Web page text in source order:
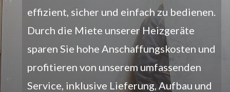
effizient, sicher und einfach zu bedienen.
Durch die Miete unserer Heizgeräte
sparen Sie hohe Anschaffungskosten und
profitieren von unserem umfassenden
Service, inklusive Lieferung, Aufbau und